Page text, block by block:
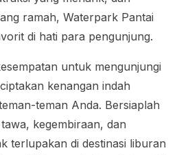
ramah, Waterpark Pantai
di hati para pengunjung.
untuk mengunjungi
kenangan indah
teman Anda. Bersiaplah
kegembiraan, dan
terlupakan di destinasi liburan